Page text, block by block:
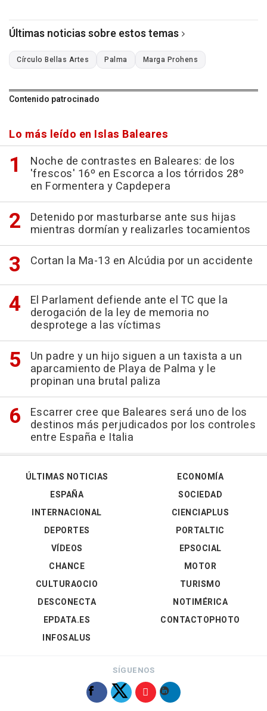
Últimas noticias sobre estos temas
Círculo Bellas Artes Palma Marga Prohens
Contenido patrocinado
Lo más leído en Islas Baleares
Noche de contrastes en Baleares: de los
'frescos' 16º en Escorca a los tórridos 28º
en Formentera y Capdepera
Detenido por masturbarse ante sus hijas
mientras dormían y realizarles tocamientos
Cortan la Ma-13 en Alcúdia por un accidente
El Parlament defiende ante el TC que la
derogación de la ley de memoria no
desprotege a las víctimas
Un padre y un hijo siguen a un taxista a un
aparcamiento de Playa de Palma y le
propinan una brutal paliza
Escarrer cree que Baleares será uno de los
destinos más perjudicados por los controles
entre España e Italia
ÚLTIMAS NOTICIAS
ESPAÑA
INTERNACIONAL
DEPORTES
VÍDEOS
ECONOMÍA
SOCIEDAD
CIENCIAPLUS
PORTALTIC
EPSOCIAL
CHANCE
CULTURAOCIO
DESCONECTA
EPDATA.ES
INFOSALUS
MOTOR
TURISMO
NOTIMÉRICA
CONTACTOPHOTO
SÍGUENOS